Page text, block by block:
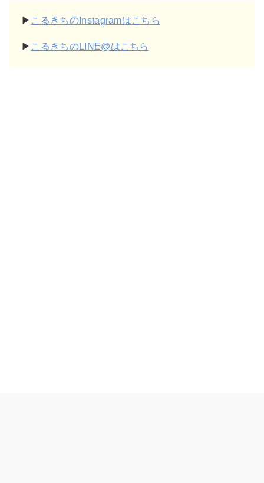
▶ こるきちのInstagramはこちら
▶ こるきちのLINE@はこちら